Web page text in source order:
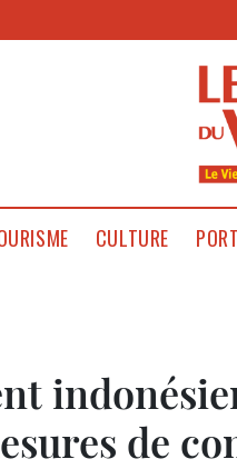
CULTURE
de